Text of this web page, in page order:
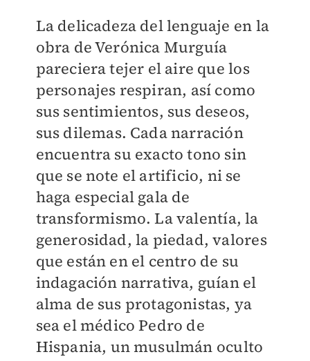
La delicadeza del lenguaje en la
obra de Verónica Murguía
pareciera tejer el aire que los
personajes respiran, así como
sus sentimientos, sus deseos,
sus dilemas. Cada narración
encuentra su exacto tono sin
que se note el artificio, ni se
haga especial gala de
transformismo. La valentía, la
generosidad, la piedad, valores
que están en el centro de su
indagación narrativa, guían el
alma de sus protagonistas, ya
sea el médico Pedro de
Hispania, un musulmán oculto